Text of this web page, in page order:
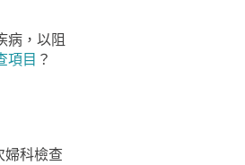
病，以阻
項目 ？
婦科檢查